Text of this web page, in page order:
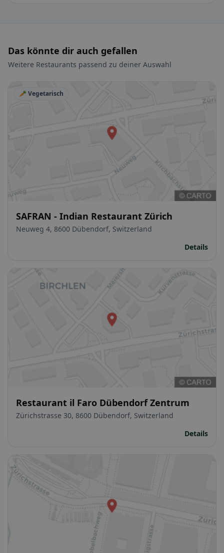
Das könnte dir auch gefallen
Weitere Restaurants passend zu deiner Auswahl
🥕 Vegetarisch
SAFRAN - Indian Restaurant Zürich
Neuweg 4, 8600 Dübendorf, Switzerland
Details
Restaurant il Faro Dübendorf Zentrum
Zürichstrasse 30, 8600 Dübendorf, Switzerland
Details